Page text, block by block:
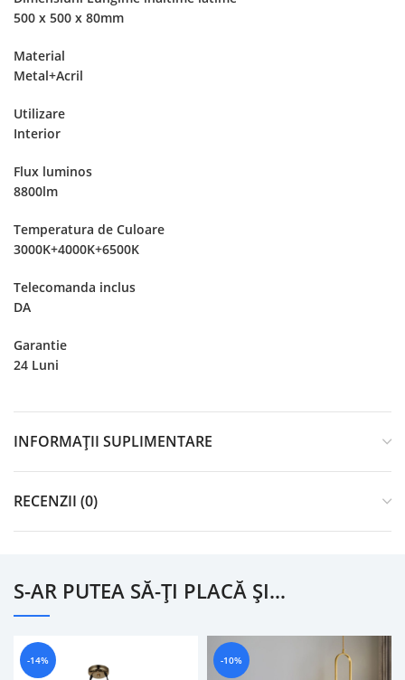
500 x 500 x 80mm
Material
Metal+Acril
Utilizare
Interior
Flux luminos
8800lm
Temperatura de Culoare
3000K+4000K+6500K
Telecomanda inclus
DA
Garantie
24 Luni
INFORMAȚII SUPLIMENTARE
RECENZII (0)
S-AR PUTEA SĂ-ȚI PLACĂ ȘI…
-14% -10%